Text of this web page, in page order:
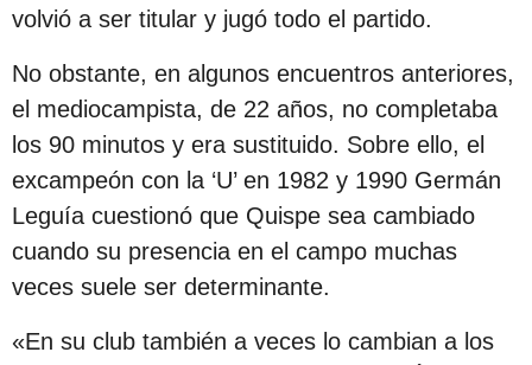
e
l
a
p
u
b
l
volvió a ser titular y jugó todo el partido.
No obstante, en algunos encuentros anteriores,
el mediocampista, de 22 años, no completaba
los 90 minutos y era sustituido. Sobre ello, el
excampeón con la ‘U’ en 1982 y 1990 Germán
Leguía cuestionó que Quispe sea cambiado
cuando su presencia en el campo muchas
veces suele ser determinante.
«En su club también a veces lo cambian a los